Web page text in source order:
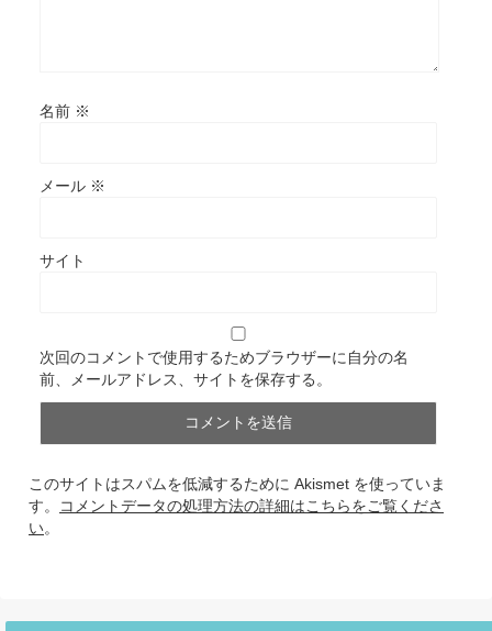
名前 ※
メール ※
サイト
次回のコメントで使用するためブラウザーに自分の名
前、メールアドレス、サイトを保存する。
このサイトはスパムを低減するために Akismet を使っていま
す。
コメントデータの処理方法の詳細はこちらをご覧くださ
い。